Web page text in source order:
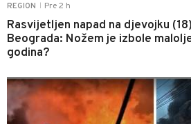
REGION Pre 2 h
Rasvijetljen napad na djevojku
Beograda: Nožem je izbole
godina?